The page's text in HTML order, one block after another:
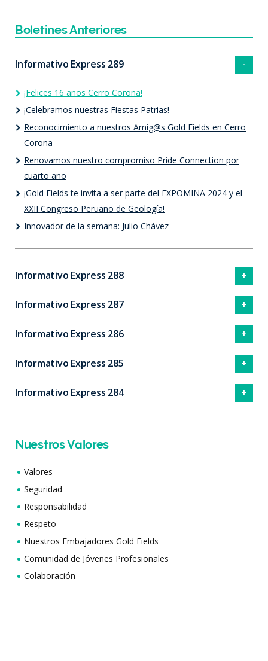
Boletines Anteriores
Informativo Express 289
¡Felices 16 años Cerro Corona!
¡Celebramos nuestras Fiestas Patrias!
Reconocimiento a nuestros Amig@s Gold Fields en Cerro
Corona
Renovamos nuestro compromiso Pride Connection por
cuarto año
¡Gold Fields te invita a ser parte del EXPOMINA 2024 y el
XXII Congreso Peruano de Geología!
Innovador de la semana: Julio Chávez
Informativo Express 288
Informativo Express 287
Informativo Express 286
Informativo Express 285
Informativo Express 284
Nuestros Valores
Valores
Seguridad
Responsabilidad
Respeto
Nuestros Embajadores Gold Fields
Comunidad de Jóvenes Profesionales
Colaboración